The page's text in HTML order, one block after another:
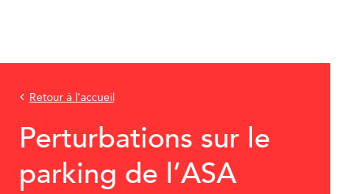
Retour à l'accueil
Perturbations sur le
parking de l’ASA